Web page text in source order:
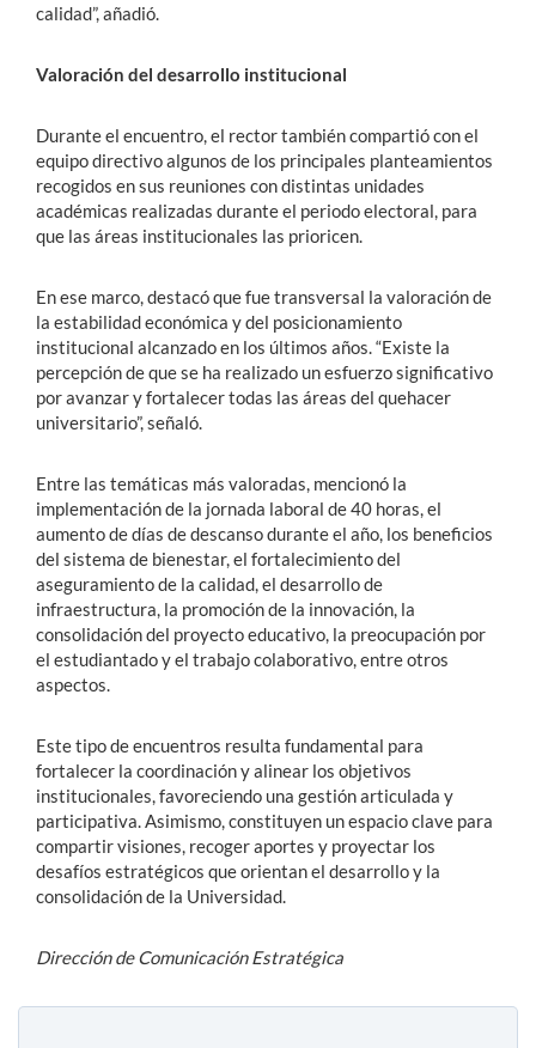
calidad”, añadió.
Valoración del desarrollo institucional
Durante el encuentro, el rector también compartió con el
equipo directivo algunos de los principales planteamientos
recogidos en sus reuniones con distintas unidades
académicas realizadas durante el periodo electoral, para
que las áreas institucionales las prioricen.
En ese marco, destacó que fue transversal la valoración de
la estabilidad económica y del posicionamiento
institucional alcanzado en los últimos años. “Existe la
percepción de que se ha realizado un esfuerzo significativo
por avanzar y fortalecer todas las áreas del quehacer
universitario”, señaló.
Entre las temáticas más valoradas, mencionó la
implementación de la jornada laboral de 40 horas, el
aumento de días de descanso durante el año, los beneficios
del sistema de bienestar, el fortalecimiento del
aseguramiento de la calidad, el desarrollo de
infraestructura, la promoción de la innovación, la
consolidación del proyecto educativo, la preocupación por
el estudiantado y el trabajo colaborativo, entre otros
aspectos.
Este tipo de encuentros resulta fundamental para
fortalecer la coordinación y alinear los objetivos
institucionales, favoreciendo una gestión articulada y
participativa. Asimismo, constituyen un espacio clave para
compartir visiones, recoger aportes y proyectar los
desafíos estratégicos que orientan el desarrollo y la
consolidación de la Universidad.
Dirección de Comunicación Estratégica